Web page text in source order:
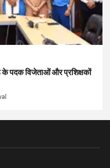
पदक विजेताओं और प्रशिक्षकों